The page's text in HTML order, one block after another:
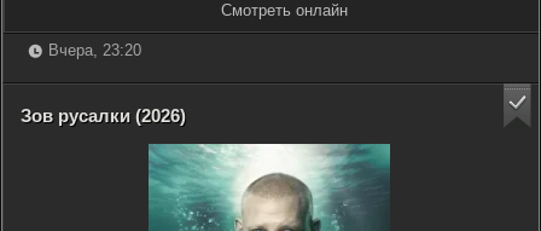
Смотреть онлайн
Вчера, 23:20
Зов русалки (2026)